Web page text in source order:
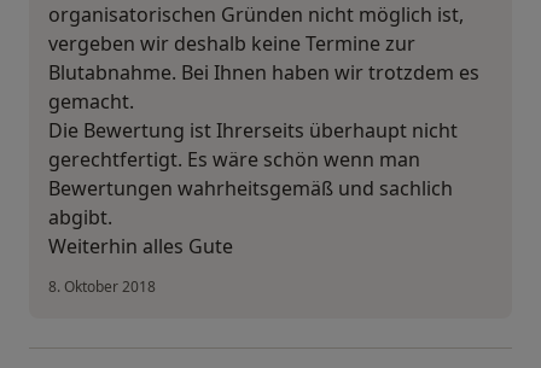
organisatorischen Gründen nicht möglich ist,
vergeben wir deshalb keine Termine zur
Blutabnahme. Bei Ihnen haben wir trotzdem es
gemacht.
Die Bewertung ist Ihrerseits überhaupt nicht
gerechtfertigt. Es wäre schön wenn man
Bewertungen wahrheitsgemäß und sachlich
abgibt.
Weiterhin alles Gute
8. Oktober 2018